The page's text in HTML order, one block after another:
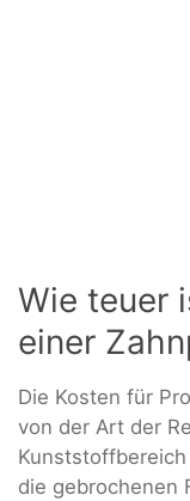
Wie teuer
einer
Die Kosten für
von der Art der
die gebrochenen